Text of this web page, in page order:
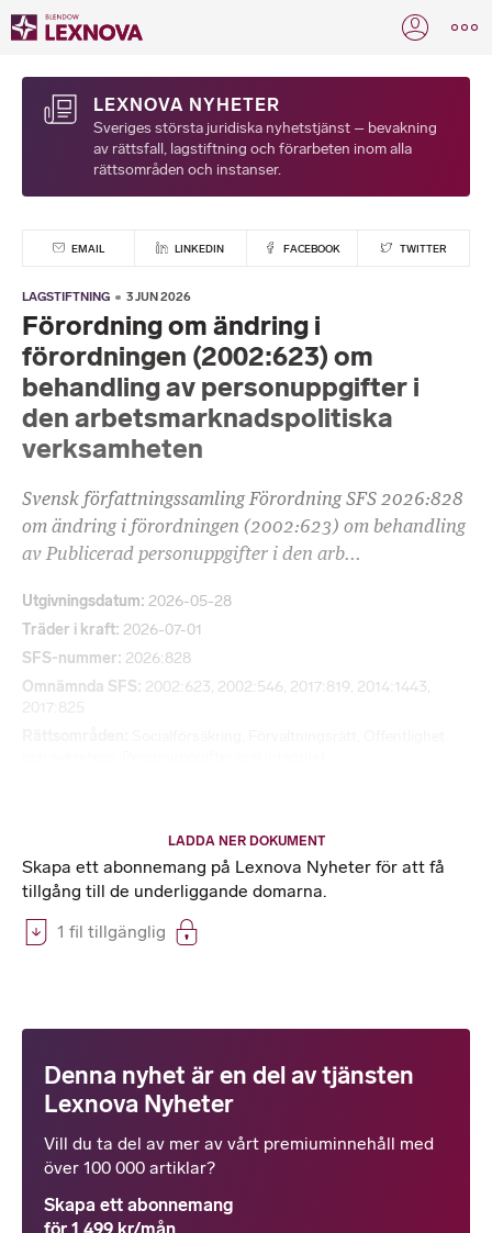
LEXNOVA NYHETER
Sveriges största juridiska nyhetstjänst – bevakning
av rättsfall, lagstiftning och förarbeten inom alla
rättsområden och instanser.
EMAIL LINKEDIN FACEBOOK TWITTER
LAGSTIFTNING 3 JUN 2026
Förordning om ändring i
förordningen (2002:623) om
behandling av personuppgifter i
den arbetsmarknadspolitiska
verksamheten
Svensk författningssamling Förordning SFS 2026:828
om ändring i förordningen (2002:623) om behandling
av Publicerad personuppgifter i den arb...
Utgivningsdatum 2026-05-28
Träder i kraft 2026-07-01
SFS-nummer 2026:828
Omnämnda SFS 2002:623, 2002:546, 2017:819, 2014:1443,
2017:825
LADDA NER DOKUMENT
Skapa ett abonnemang på Lexnova Nyheter för att få
tillgång till de underliggande domarna.
1 fil tillgänglig
Denna nyhet är en del av tjänsten
Lexnova Nyheter
Vill du ta del av mer av vårt premiuminnehåll med
över 100 000 artiklar?
Skapa ett abonnemang